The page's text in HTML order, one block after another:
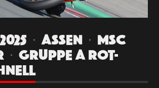
| ASSEN | MSC
| GRUPPE A ROT-